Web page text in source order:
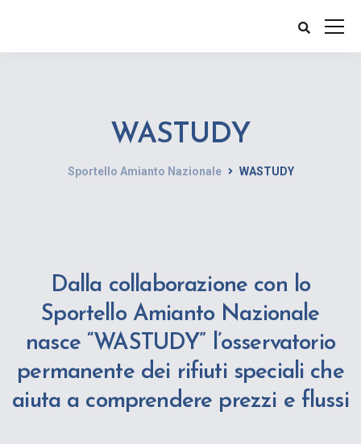
WASTUDY
Sportello Amianto Nazionale WASTUDY
Dalla collaborazione con lo
Sportello Amianto Nazionale
nasce “WASTUDY” l’osservatorio
permanente dei rifiuti speciali che
aiuta a comprendere prezzi e flussi